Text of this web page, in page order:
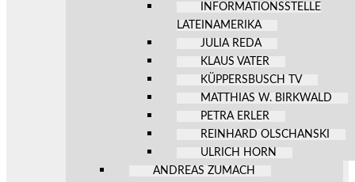
INFORMATIONSSTELLE
LATEINAMERIKA
JULIA REDA
KLAUS VATER
KÜPPERSBUSCH TV
MATTHIAS W. BIRKWALD
PETRA ERLER
REINHARD OLSCHANSKI
ULRICH HORN
ANDREAS ZUMACH